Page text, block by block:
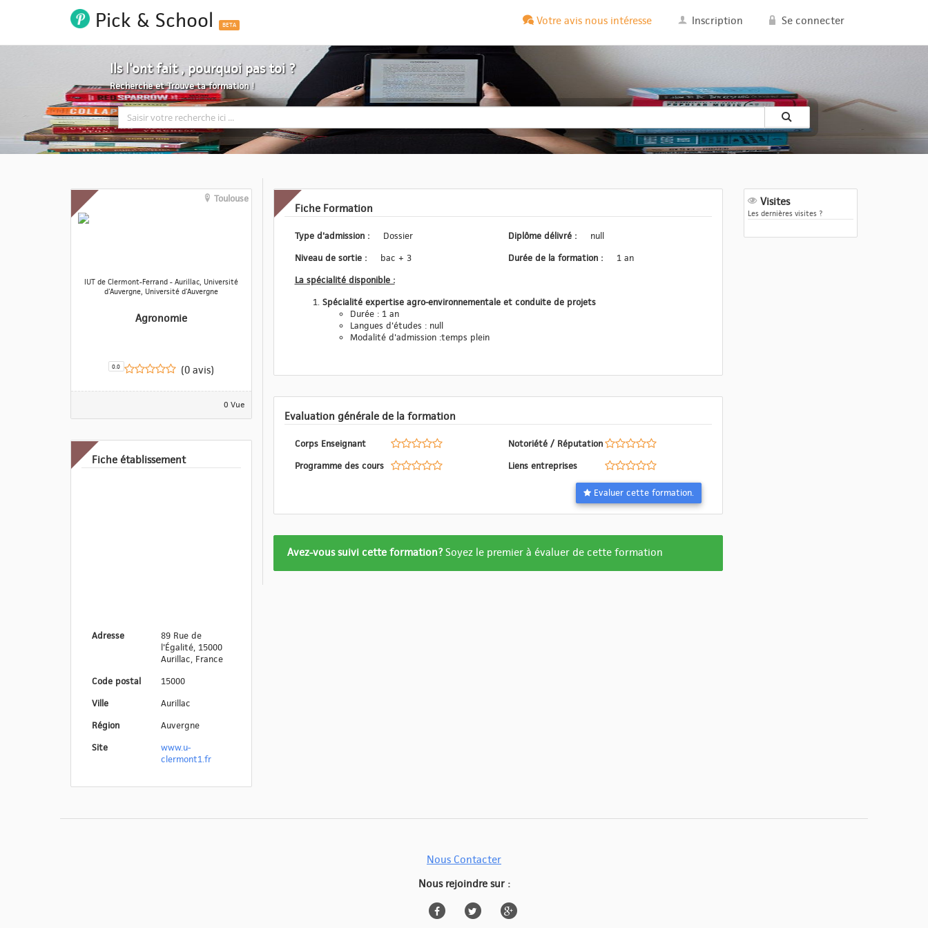
Pick & School BETA Votre avis nous intéresse Inscription Se connecter
Ils l'ont fait , pourquoi pas toi ?
Recherche et Trouve ta formation !
Toulouse
IUT de Clermont-Ferrand - Aurillac, Université
d'Auvergne, Université d'Auvergne
Agronomie
0.0 (0 avis)
0 Vue
Fiche établissement
Adresse
89 Rue de
l'Égalité, 15000
Aurillac, France
Code postal
15000
Ville
Aurillac
Région
Auvergne
Site
www.u-
clermont1.fr
Fiche Formation
Type d'admission :
Dossier
Niveau de sortie :
bac + 3
Diplôme délivré :
null
Durée de la formation :
1 an
La spécialité disponible :
Spécialité expertise agro-environnementale et conduite de projets
Durée : 1 an
Langues d'études : null
Modalité d'admission :temps plein
Evaluation générale de la formation
Corps Enseignant
Programme des cours
Notoriété / Réputation
Liens entreprises
Evaluer cette formation.
Formation
Avez-vous suivi cette formation?Soyez le premier à évaluer de cette formation
Visites
Les dernières visites ?
Nous Contacter
Nous rejoindre sur :